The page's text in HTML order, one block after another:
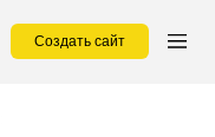
Создать сайт